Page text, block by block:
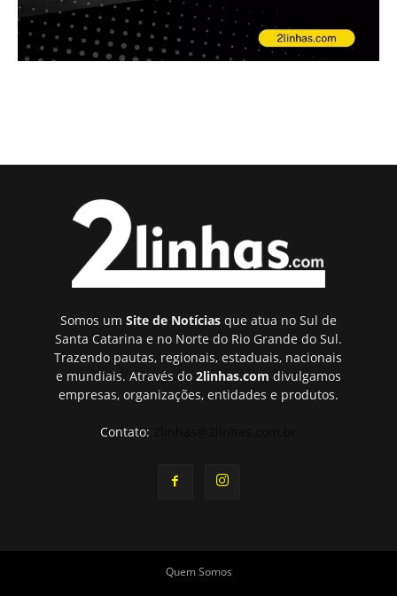
Somos um Site de Notíciasque atua no Sul de
Santa Catarina e no Norte do Rio Grande do Sul.
Trazendo pautas, regionais, estaduais, nacionais
e mundiais. Através do 2linhas.com divulgamos
empresas, organizações, entidades e produtos.
Contato:
Quem Somos